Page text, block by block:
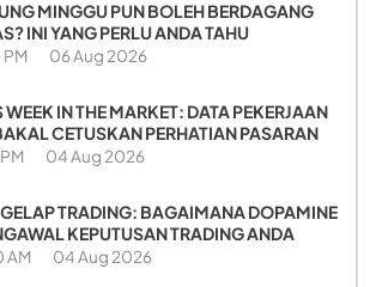
MINGGU PUN BOLEH BERDAGANG
INI YANG PERLU ANDA TAHU
06 Aug 2026
WEEK IN THE MARKET: DATA PEKERJAAN
CETUSKAN PERHATIAN PASARAN
04 Aug 2026
TRADING: BAGAIMANA DOPAMINE
KEPUTUSAN TRADING ANDA
AM 04 Aug 2026